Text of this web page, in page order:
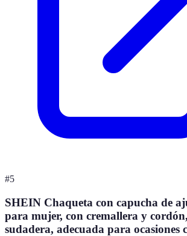
#5
SHEIN Chaqueta con capucha de
para mujer, con cremallera y
sudadera, adecuada para ocasiones